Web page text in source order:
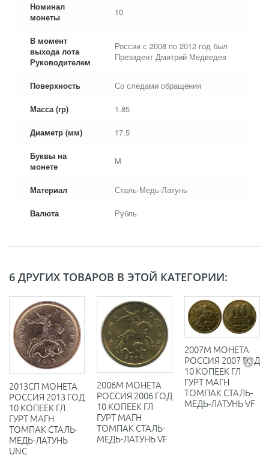
Номинал
монеты
10
В момент
выхода лота
Руководителем
России с 2008 по 2012 год был
Президент Дмитрий Медведев
Поверхность Со следами обращения
Масса (гр) 1.85
Диаметр (мм) 17.5
Буквы на
монете
М
Материал Сталь-Медь-Латунь
Валюта Рубль
6 ДРУГИХ ТОВАРОВ В ЭТОЙ КАТЕГОРИИ:
2013СП МОНЕТА
РОССИЯ 2013 ГОД
10 КОПЕЕК ГЛ
ГУРТ МАГН
ТОМПАК СТАЛЬ-
МЕДЬ-ЛАТУНЬ
UNC
2006М МОНЕТА
РОССИЯ 2006 ГОД
10 КОПЕЕК ГЛ
ГУРТ МАГН
ТОМПАК СТАЛЬ-
МЕДЬ-ЛАТУНЬ VF
2007М МОНЕТА
РОССИЯ 2007 ГОД
10 КОПЕЕК ГЛ
ГУРТ МАГН
ТОМПАК СТАЛЬ-
МЕДЬ-ЛАТУНЬ VF